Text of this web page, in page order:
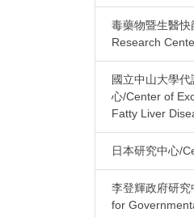
毒藥物暨生醫
Research
國立中山大學
心/Center of
Fatty Liver
日本研究中心/
李登輝政府研
for